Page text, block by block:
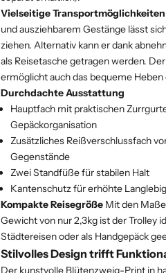
Vielseitige Transportmöglichkeiten
und ausziehbarem Gestänge lässt
ziehen. Alternativ kann er dank
als Reisetasche getragen werden.
ermöglicht auch das bequeme
Durchdachte Ausstattung
Hauptfach mit praktischen
Gepäckorganisation
Zusätzliches Reißverschlussfach
Gegenstände
Zwei Standfüße für stabilen Halt
Kantenschutz für erhöhte
Kompakte Reisegröße Mit den
Gewicht von nur 2,3kg ist der Trolley
Städtereisen oder als Handgepäck
Stilvolles Design trifft
Der kunstvolle Blütenzweig-Print in